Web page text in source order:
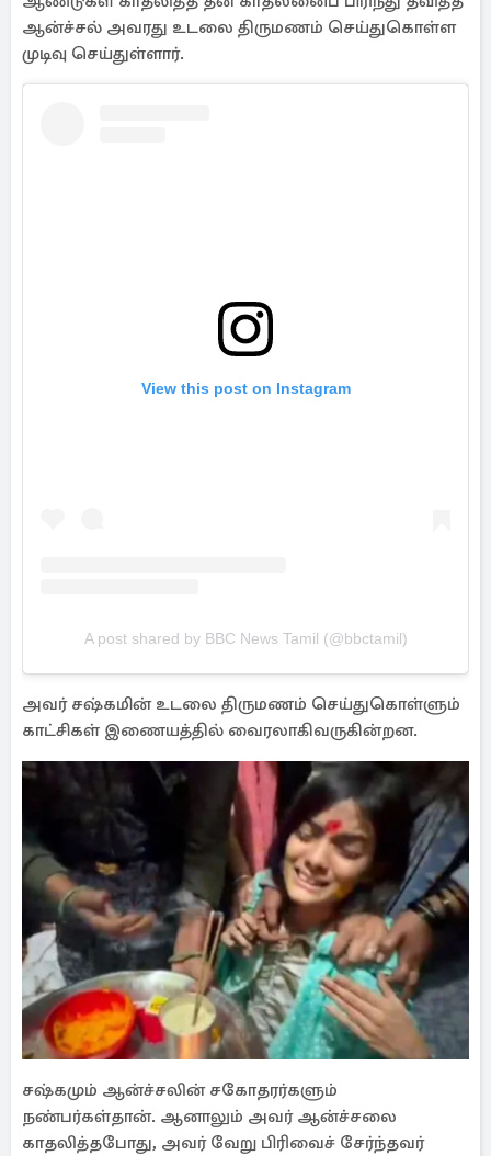
ஆன்ச்சல் அவரது உடலை திருமணம் செய்துகொள்ள
முடிவு செய்துள்ளார்.
View this post on Instagram
A post shared by BBC News Tamil (@bbctamil)
அவர் சஷ்கமின் உடலை திருமணம் செய்துகொள்ளும்
காட்சிகள் இணையத்தில் வைரலாகிவருகின்றன.
சஷ்கமும் ஆன்ச்சலின் சகோதரர்களும்
நண்பர்கள்தான். ஆனாலும் அவர் ஆன்ச்சலை
காதலித்தபோது, அவர் வேறு பிரிவைச் சேர்ந்தவர்